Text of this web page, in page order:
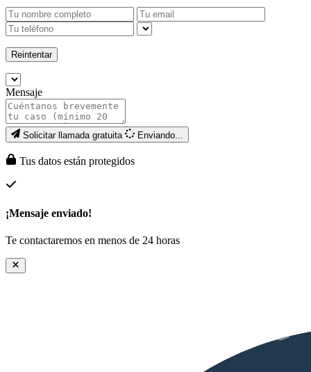
Reintentar
Mensaje
Solicitar llamada gratuita Enviando...
Tus datos están protegidos
¡Mensaje enviado!
Te contactaremos en menos de 24 horas